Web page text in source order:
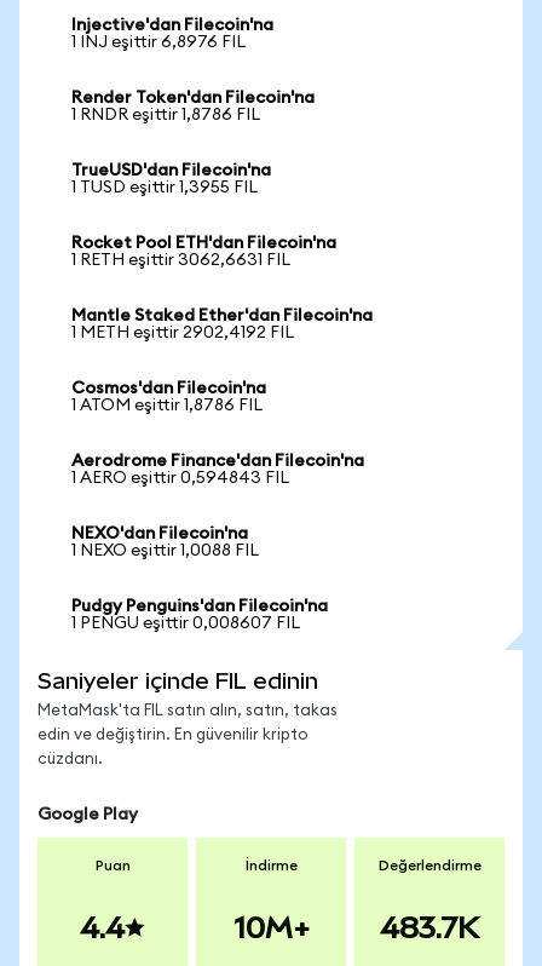
Injective'dan Filecoin'na
1 INJ eşittir 6,8976 FIL
Render Token'dan Filecoin'na
1 RNDR eşittir 1,8786 FIL
TrueUSD'dan Filecoin'na
1 TUSD eşittir 1,3955 FIL
Rocket Pool ETH'dan Filecoin'na
1 RETH eşittir 3062,6631 FIL
Mantle Staked Ether'dan Filecoin'na
1 METH eşittir 2902,4192 FIL
Cosmos'dan Filecoin'na
1 ATOM eşittir 1,8786 FIL
Aerodrome Finance'dan Filecoin'na
1 AERO eşittir 0,594843 FIL
NEXO'dan Filecoin'na
1 NEXO eşittir 1,0088 FIL
Pudgy Penguins'dan Filecoin'na
1 PENGU eşittir 0,008607 FIL
Saniyeler içinde FIL edinin
MetaMask'ta FIL satın alın, satın, takas
edin ve değiştirin. En güvenilir kripto
cüzdanı.
Google Play
Puan
4.4
İndirme
10M+
Değerlendirme
483.7K